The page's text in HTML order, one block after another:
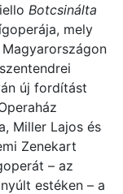
Botcsinálta
mely
új fordítást
Miller Lajos és
Zenekart
– az
estéken – a